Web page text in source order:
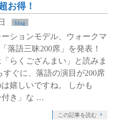
お得！
blog
ションモデル、ウォークマ
落語三昧200席」を発表！
「らくござんまい」と読みま
すぐに、落語の演目が200席
嬉しいですね。 しかも
付き」な …
この記事を読む